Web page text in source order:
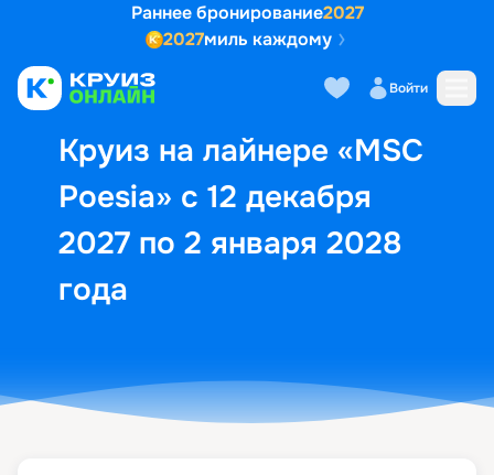
Раннее бронирование2027
2027миль каждому
Войти
Круиз на лайнере «MSC
Poesia» с 12 декабря
2027 по 2 января 2028
года
Выбор кают Маршрут и